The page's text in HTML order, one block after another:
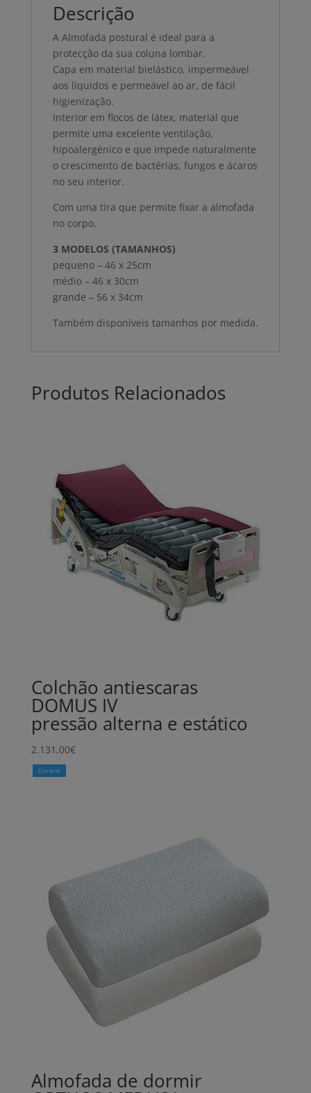
Descrição
A Almofada postural é ideal para a
protecção da sua coluna lombar.
Capa em material bielástico, impermeável
aos líquidos e permeável ao ar, de fácil
higienização.
Interior em flocos de látex, material que
permite uma excelente ventilação,
hipoalergénico e que impede naturalmente
o crescimento de bactérias, fungos e ácaros
no seu interior.
Com uma tira que permite fixar a almofada
no corpo.
3 MODELOS (TAMANHOS)
pequeno – 46 x 25cm
médio – 46 x 30cm
grande – 56 x 34cm
Também disponíveis tamanhos por medida.
Produtos Relacionados
Colchão antiescaras
DOMUS IV
pressão alterna e estático
2.131,00€
Comprar
Almofada de dormir